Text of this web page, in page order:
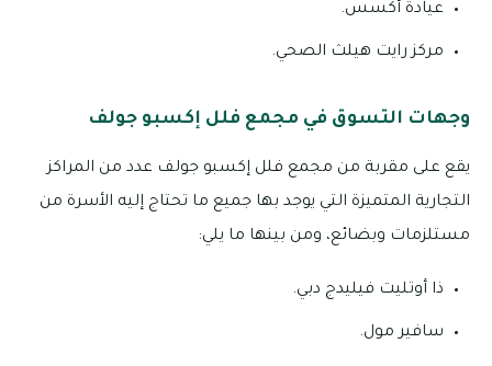
عيادة أكسس.
مركز رايت هيلث الصحي.
وجهات التسوق في مجمع فلل إكسبو جولف
يقع على مقربة من مجمع فلل إكسبو جولف عدد من المراكز
التجارية المتميزة التي يوجد بها جميع ما تحتاج إليه الأسرة من
مستلزمات وبضائع، ومن بينها ما يلي:
ذا أوتليت فيليدج دبي.
سافير مول.